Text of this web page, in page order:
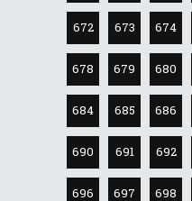
672 673 674
678 679 680
684 685 686
690 691 692
696 697 698